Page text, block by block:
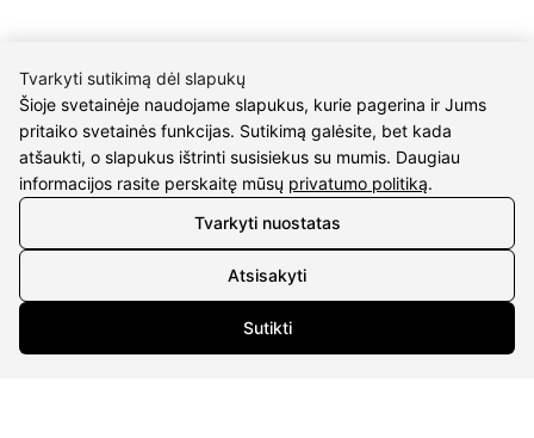
Gailiūnų g. 45, Druskininkai
INFORMACIJA
Pristatymas
Pirkimo taisyklės
Tvarkyti sutikimą dėl slapukų
Šioje svetainėje naudojame slapukus, kurie pagerina ir Jums
pritaiko svetainės funkcijas. Sutikimą galėsite, bet kada
atšaukti, o slapukus ištrinti susisiekus su mumis. Daugiau
informacijos rasite perskaitę mūsų privatumo politiką.
Tvarkyti nuostatas
Atsisakyti
Sutikti